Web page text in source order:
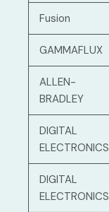
Fusion
GAMMAFLUX
ALLEN-
BRADLEY
DIGITAL
ELECTRONICS
DIGITAL
ELECTRONICS